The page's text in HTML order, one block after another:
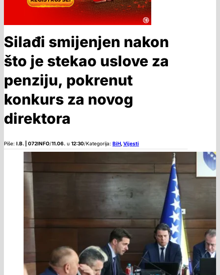
Silađi smijenjen nakon
što je stekao uslove za
penziju, pokrenut
konkurs za novog
direktora
Piše: I.B. | 072INFO/11.06. u 12:30/Kategorija: BiH,Vijesti